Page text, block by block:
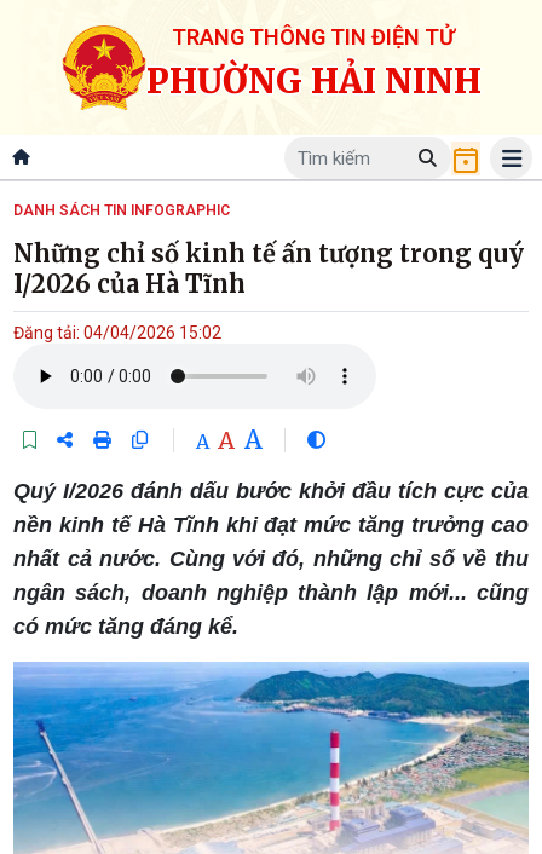
TRANG THÔNG TIN ĐIỆN TỬ
PHƯỜNG HẢI NINH
DANH SÁCH TIN INFOGRAPHIC
Những chỉ số kinh tế ấn tượng trong quý
I/2026 của Hà Tĩnh
Đăng tải: 04/04/2026 15:02
A A A
Quý I/2026 đánh dấu bước khởi đầu tích cực của
nền kinh tế Hà Tĩnh khi đạt mức tăng trưởng cao
nhất cả nước. Cùng với đó, những chỉ số về thu
ngân sách, doanh nghiệp thành lập mới... cũng
có mức tăng đáng kể.